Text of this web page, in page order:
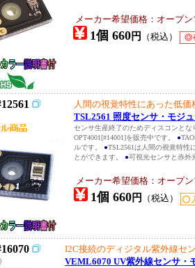
メーカー希望価格：オープン
1個 660円 （税込）
人間の視覚特性にあった低価
TSL2561 照度センサ・モジ
センサ生産終了のためディスコンと
OPT4001[#14001]を販売中です。 ●
ルです。 ●TSL2561は人間の視覚特性
とができます。 ●可視光センサと赤外
メーカー希望価格：オープ
1個 660円 （税込）
I2C接続のディジタル紫外線セ
VEML6070 UV紫外線センサ・